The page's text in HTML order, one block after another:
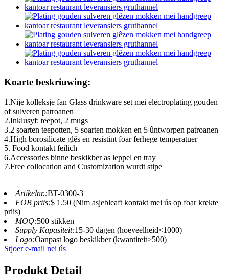
Koarte beskriuwing:
1.Nije kolleksje fan Glass drinkware set mei electroplating gouden
of sulveren patroanen
2.Inklusyf: teepot, 2 mugs
3.2 soarten teepotten, 5 soarten mokken en 5 ûntworpen patroanen
4.High borosilicate glês en resistint foar ferhege temperatuer
5. Food kontakt feilich
6.Accessories binne beskikber as leppel en tray
7.Free collocation and Customization wurdt stipe
Artikelnr.:BT-0300-3
FOB priis:$ 1.50 (Nim asjebleaft kontakt mei ús op foar krekte
priis)
MOQ:500 stikken
Supply Kapasiteit:15-30 dagen (hoeveelheid<1000)
Logo:Oanpast logo beskikber (kwantiteit>500)
Stjoer e-mail nei ús
Produkt Detail